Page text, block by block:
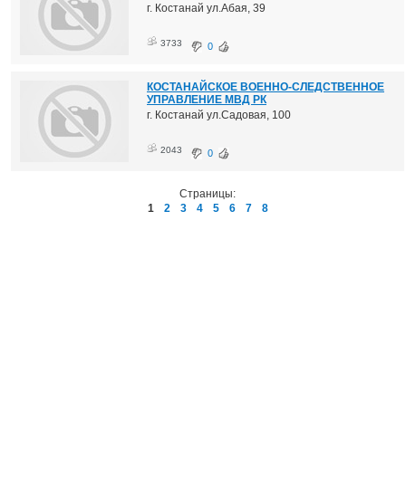
г. Костанай ул.Абая, 39
3733 0
КОСТАНАЙСКОЕ ВОЕННО-СЛЕДСТВЕННОЕ
УПРАВЛЕНИЕ МВД РК
г. Костанай ул.Садовая, 100
2043 0
Страницы:
1
2 3 4 5 6 7 8